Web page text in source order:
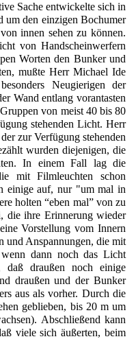
Sache entwickelte sich in
um den einzigen Bochumer
innen sehen zu können.
von Handscheinwerfern
Worten den Bunker und
mußte Herr Michael Ide
Neugierigen der
Wand entlang vorantasten
von meist 40 bis 80
stehenden Licht. Herr
zur Verfügung stehenden
wurden diejenigen, die
In einem Fall lag die
mit Filmleuchten schon
einige auf, nur "um mal in
holten “eben mal” von zu
die ihre Erinnerung wieder
Vorstellung vom Innern
und Anspannungen, die mit
dann noch das Licht
daß draußen noch einige
draußen und der Bunker
aus als vorher. Durch die
geblieben, bis 20 m um
Abschließend kann
viele sich äußerten, beim